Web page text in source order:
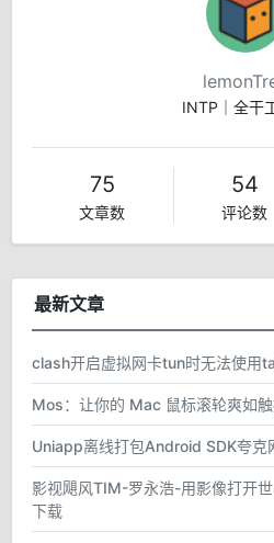
INTP｜全干
75
文章数
54
评论数
最新文章
clash开启虚拟网卡tun时无法使用
Mos：让你的 Mac 鼠标滚轮爽如
Uniapp离线打包Android SDK夸克
影视飓风TIM-罗永浩-用影像打开
下载